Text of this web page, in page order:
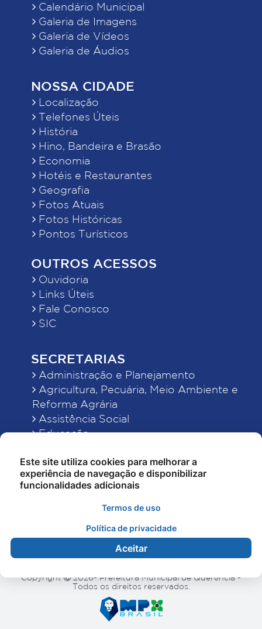
Calendário Municipal
Galeria de Imagens
Galeria de Vídeos
Galeria de Áudios
NOSSA CIDADE
Localização
Telefones Úteis
História
Hino, Bandeira e Brasão
Economia
Hotéis e Restaurantes
Geografia
Fotos Atuais
Fotos Históricas
Pontos Turísticos
OUTROS ACESSOS
Ouvidoria
Links Úteis
Fale Conosco
SIC
SECRETARIAS
Administração e Planejamento
Agricultura, Pecuária, Meio Ambiente e
Reforma Agrária
Assistência Social
Educação
Finanças
Indústria, Comércio, Turismo, Ciência e
Tecnologia
Obras Públicas, Estradas e Rodagens
Saúde
Copyright
2026- Prefeitura Municipal de Querência -
Todos os direitos reservados.
Este site utiliza cookies para melhorar a
experiência de navegação e disponibilizar
funcionalidades adicionais
Termos de uso
Política de privacidade
Aceitar